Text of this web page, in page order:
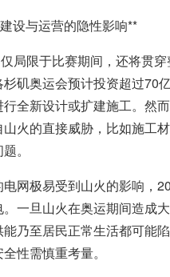
设与运营的隐性影响**
局限于比赛期间，还将贯
矶奥运会预计投资超过70
全新设计或扩建施工。然
火的直接威胁，比如施工材
。
网极易受到山火的影响，
一旦山火在奥运期间造成
乃至居民正常生活都可能
性需慎重考量。